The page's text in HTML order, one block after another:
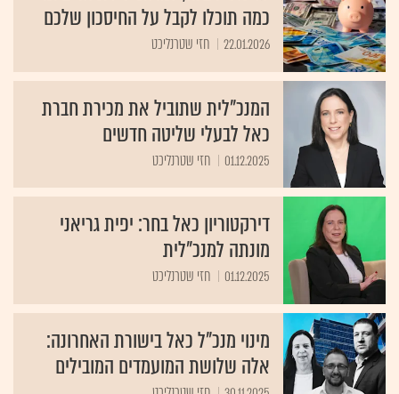
כמה תוכלו לקבל על החיסכון שלכם
22.01.2026 חזי שטרנליכט
המנכ"לית שתוביל את מכירת חברת
כאל לבעלי שליטה חדשים
01.12.2025 חזי שטרנליכט
דירקטוריון כאל בחר: יפית גריאני
מונתה למנכ"לית
01.12.2025 חזי שטרנליכט
מינוי מנכ"ל כאל בישורת האחרונה:
אלה שלושת המועמדים המובילים